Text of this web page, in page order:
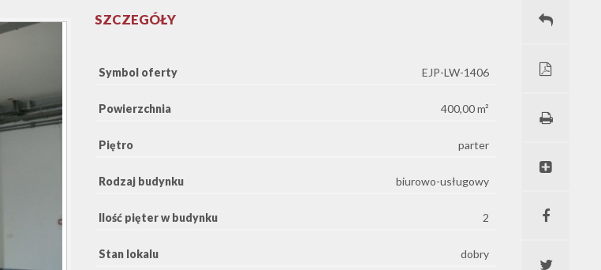
SZCZEGÓŁY
Symbol oferty EJP-LW-1406
Powierzchnia 400,00 m²
Piętro parter
Rodzaj budynku biurowo-usługowy
Ilość pięter w budynku 2
Stan lokalu dobry